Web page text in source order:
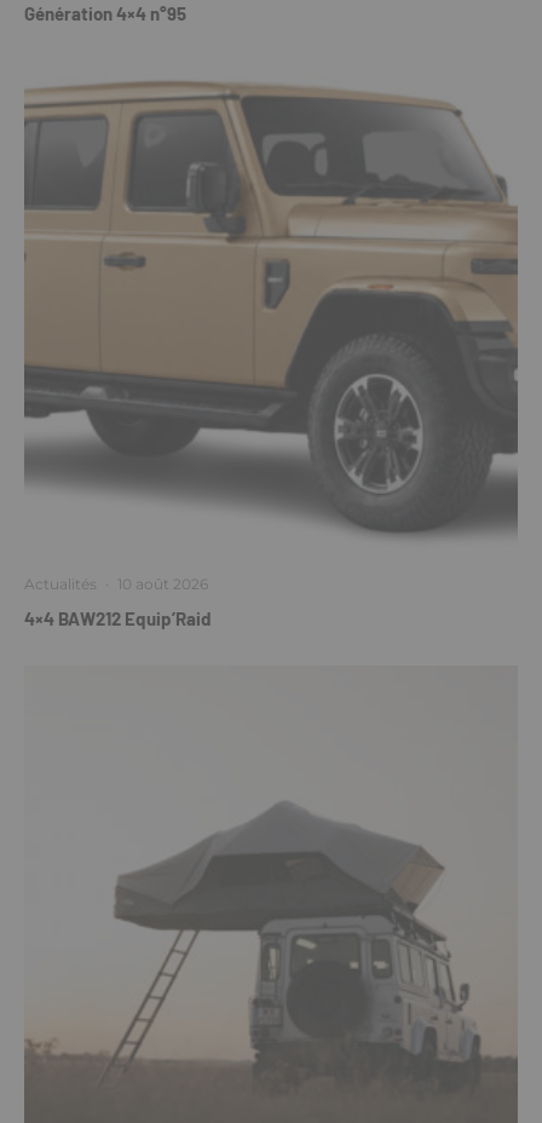
Génération 4×4 n°95
Actualités · 10 août 2026
4×4 BAW212 Equip’Raid